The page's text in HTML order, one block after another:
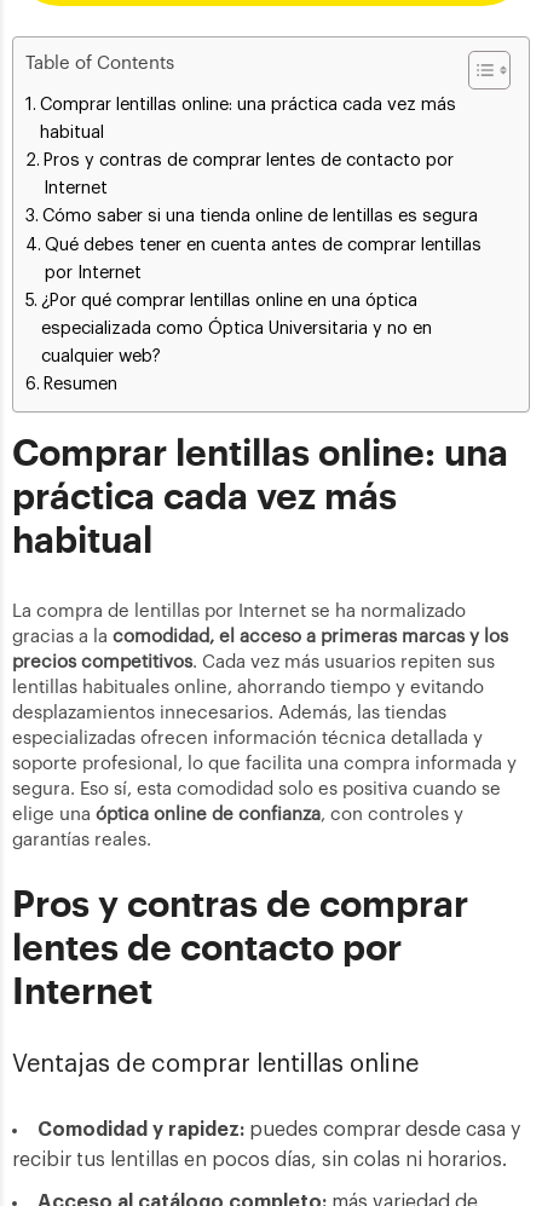
Table of Contents
Comprar lentillas online: una práctica cada vez más
habitual
Pros y contras de comprar lentes de contacto por
Internet
Cómo saber si una tienda online de lentillas es segura
Qué debes tener en cuenta antes de comprar lentillas
por Internet
¿Por qué comprar lentillas online en una óptica
especializada como Óptica Universitaria y no en
cualquier web?
Resumen
Comprar lentillas online: una
práctica cada vez más
habitual
La compra de lentillas por Internet se ha normalizado
gracias a la comodidad, el acceso a primeras marcas y los
precios competitivos. Cada vez más usuarios repiten sus
lentillas habituales online, ahorrando tiempo y evitando
desplazamientos innecesarios. Además, las tiendas
especializadas ofrecen información técnica detallada y
soporte profesional, lo que facilita una compra informada y
segura. Eso sí, esta comodidad solo es positiva cuando se
elige una óptica online de confianza, con controles y
garantías reales.
Pros y contras de comprar
lentes de contacto por
Internet
Ventajas de comprar lentillas online
Comodidad y rapidez: puedes comprar desde casa y
recibir tus lentillas en pocos días, sin colas ni horarios.